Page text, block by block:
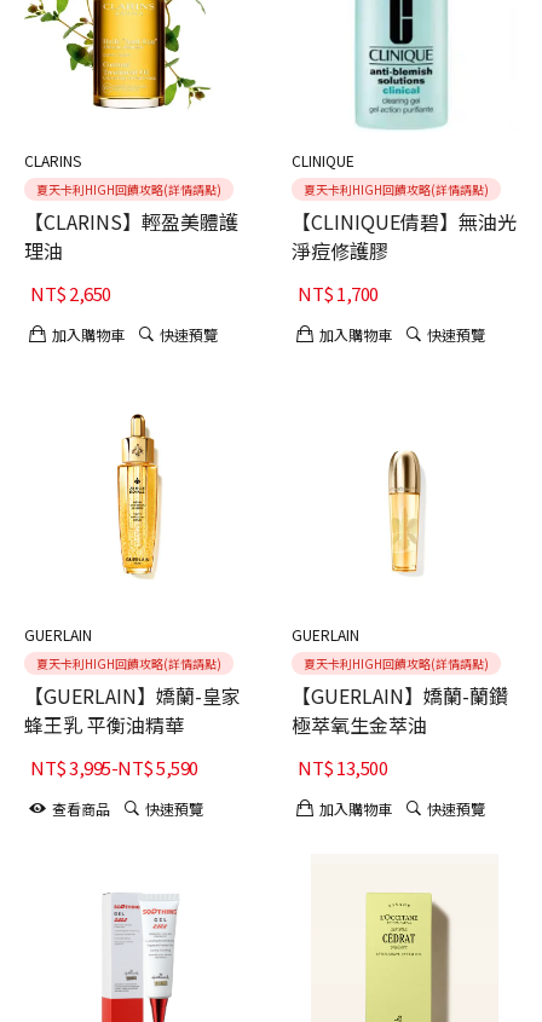
CLARINS
夏天卡利HIGH回饋攻略(詳情請點)
【CLARINS】輕盈美體護
理油
NT$2,650
加入購物車 快速預覽
CLINIQUE
夏天卡利HIGH回饋攻略(詳情請點)
【CLINIQUE倩碧】無油光
淨痘修護膠
NT$1,700
加入購物車 快速預覽
GUERLAIN
夏天卡利HIGH回饋攻略(詳情請點)
【GUERLAIN】嬌蘭-皇家
蜂王乳 平衡油精華
NT$3,995-NT$5,590
查看商品 快速預覽
GUERLAIN
夏天卡利HIGH回饋攻略(詳情請點)
【GUERLAIN】嬌蘭-蘭鑽
極萃氧生金萃油
NT$13,500
加入購物車 快速預覽